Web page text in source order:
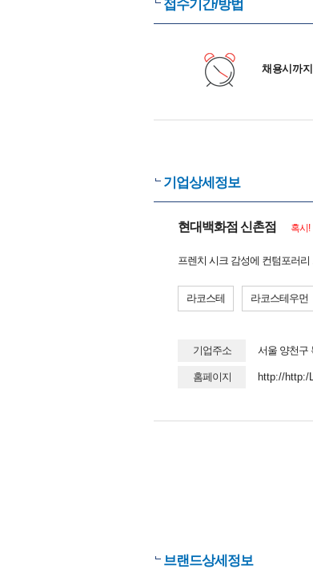
접수기간/방법
채용시까지
기업상세정보
현대백화점 신촌점 혹시!
프렌치 시크 감성에 컨텀포러리
라코스테 라코스테우먼
기업주소 서울 양천구
홈페이지 http://http:/
브랜드상세정보